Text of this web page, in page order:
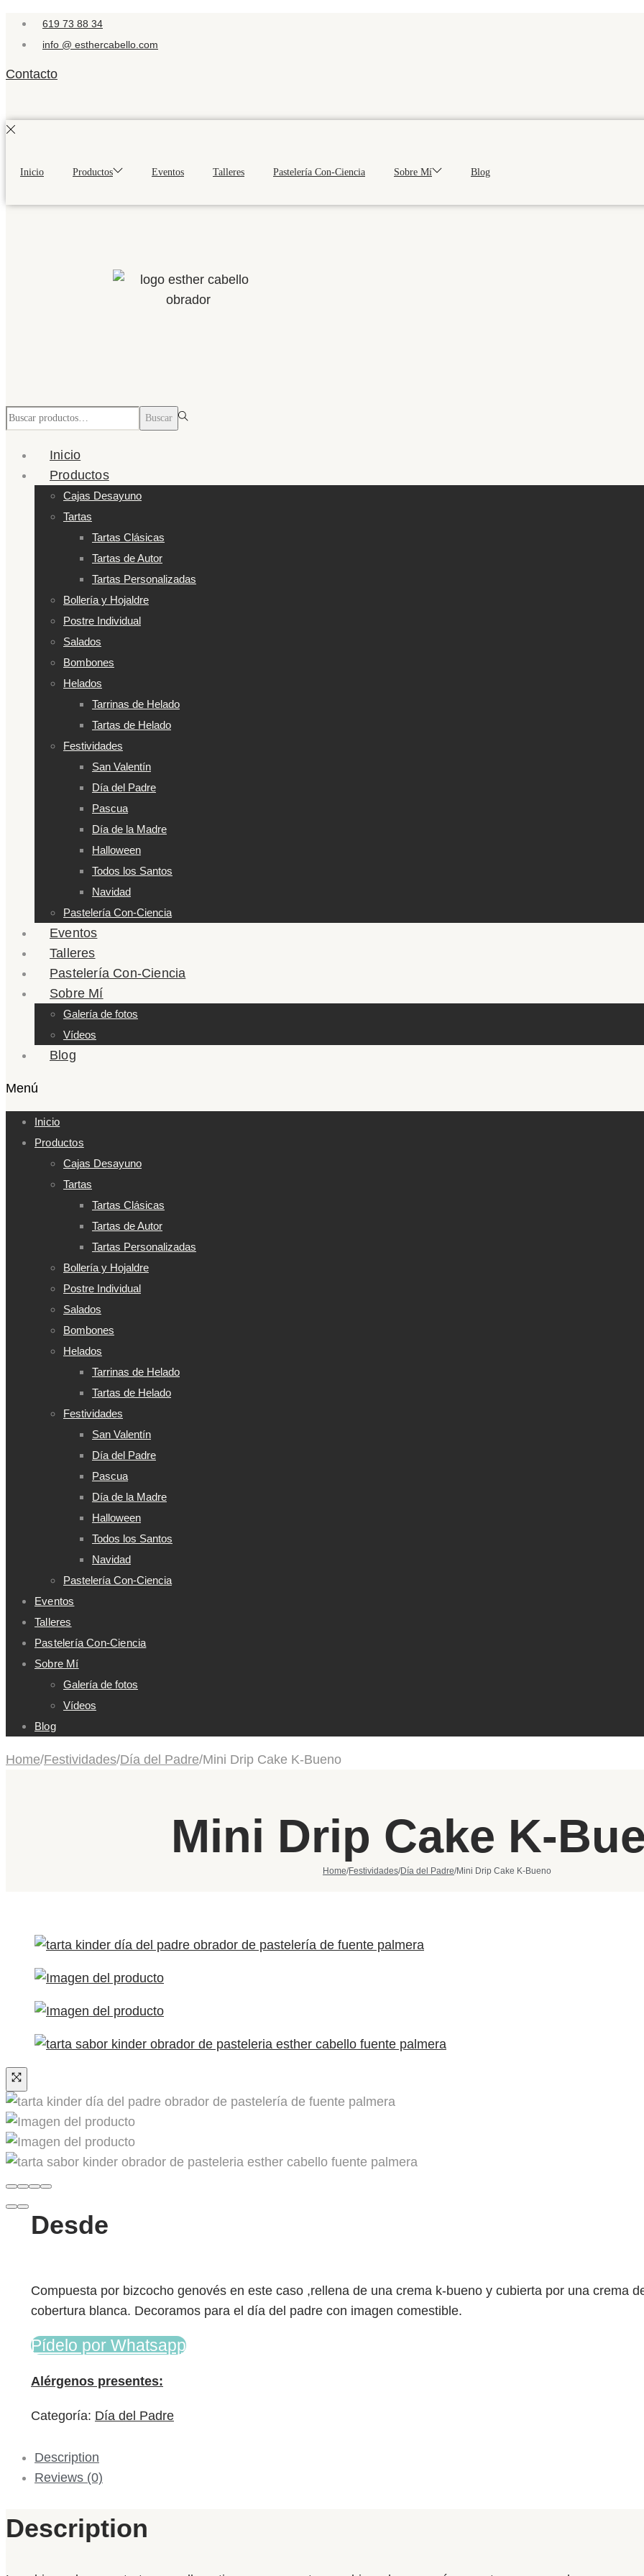
619 73 88 34
info @ esthercabello.com
Contacto
Inicio Productos Eventos Talleres Pastelería Con-Ciencia Sobre Mí Blog
Búsqueda
Buscar
Inicio
Productos
Cajas Desayuno
Tartas
Tartas Clásicas
Tartas de Autor
Tartas Personalizadas
Bollería y Hojaldre
Postre Individual
Salados
Bombones
Helados
Tarrinas de Helado
Tartas de Helado
Festividades
San Valentín
Día del Padre
Pascua
Día de la Madre
Halloween
Todos los Santos
Navidad
Pastelería Con-Ciencia
Eventos
Talleres
Pastelería Con-Ciencia
Sobre Mí
Galería de fotos
Vídeos
Blog
Menú
Inicio
Productos
Cajas Desayuno
Tartas
Tartas Clásicas
Tartas de Autor
Tartas Personalizadas
Bollería y Hojaldre
Postre Individual
Salados
Bombones
Helados
Tarrinas de Helado
Tartas de Helado
Festividades
San Valentín
Día del Padre
Pascua
Día de la Madre
Halloween
Todos los Santos
Navidad
Pastelería Con-Ciencia
Eventos
Talleres
Pastelería Con-Ciencia
Sobre Mí
Galería de fotos
Vídeos
Blog
Home/Festividades/Día del Padre/Mini Drip Cake K-Bueno
Mini Drip Cake K-
Home/Festividades/Día del Padre/Mini Drip Cake K-Bueno
Desde
Compuesta por bizcocho genovés en este caso ,rellena de una crema k-bueno y cubierta por una crema
cobertura blanca. Decoramos para el día del padre con imagen comestible.
Pídelo por Whatsapp
Alérgenos presentes:
Categoría: Día del Padre
Description
Reviews (0)
Description